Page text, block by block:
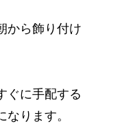
から飾り付け
ぐに手配する
ります。